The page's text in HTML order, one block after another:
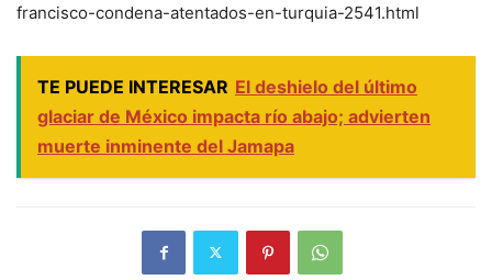
francisco-condena-atentados-en-turquia-2541.html
TE PUEDE INTERESAR El deshielo del último
glaciar de México impacta río abajo; advierten
muerte inminente del Jamapa